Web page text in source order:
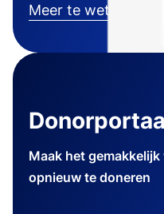
Meer te weten
Maak het
opnieuw te doneren